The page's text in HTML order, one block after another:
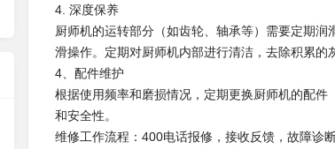
4. 深度保养
厨师机的运转部分（如齿轮、轴承等）需要定期
滑操作。定期对厨师机内部进行清洁，去除积累的
4、配件维护
根据使用频率和磨损情况，定期更换厨师机的配
和安全性。
维修工作流程：400电话报修，接收反馈，故障诊